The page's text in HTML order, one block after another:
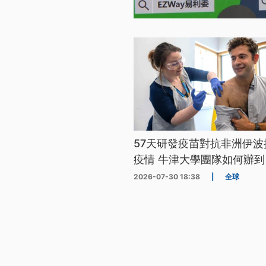
57天研發疫苗對抗非洲伊
疫情 牛津大學團隊如何辦
2026-07-30 18:38 全球